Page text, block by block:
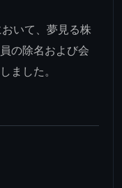
いて、夢見る株
の除名および会
ました。